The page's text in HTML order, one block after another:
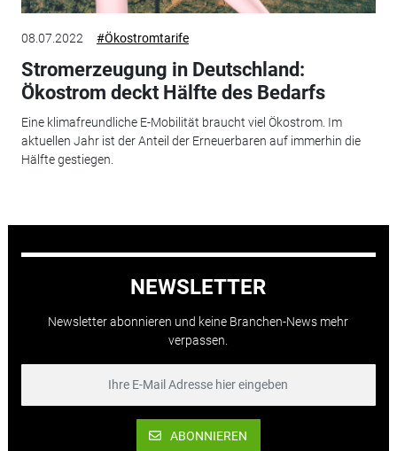
08.07.2022 #Ökostromtarife
Stromerzeugung in Deutschland:
Ökostrom deckt Hälfte des Bedarfs
Eine klimafreundliche E-Mobilität braucht viel Ökostrom. Im
aktuellen Jahr ist der Anteil der Erneuerbaren auf immerhin die
Hälfte gestiegen.
NEWSLETTER
Newsletter abonnieren und keine Branchen-News mehr
verpassen.
ABONNIEREN